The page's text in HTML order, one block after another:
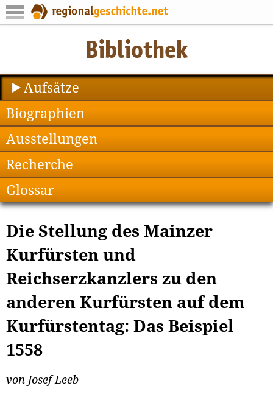
Aufsätze
Biographien
Ausstellungen
Recherche
Glossar
Die Stellung des Mainzer
Kurfürsten und
Reichserzkanzlers zu den
anderen Kurfürsten auf dem
Kurfürstentag: Das Beispiel
1558
von Josef Leeb